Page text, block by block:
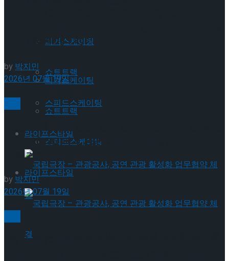
피겨스케이팅
쇼트트랙
스피드스케이팅
라이프스타일
국립극장 – 관광공사, 공연 관광 활성화 업무협
Trending Tags
피겨스케이팅
쇼트트랙
스피드스케이팅
라이프스타일
경기 결과
by 박지민
2026년 07월 19일
아, 2026 ISU 피겨 JGP 파견선수 선발전 프리 스케
이팅 경기 결과
by박지민
2026년 07월 19일
[현장스케치] 최하빈 우승… 2026 ISU 피겨 JGP 파